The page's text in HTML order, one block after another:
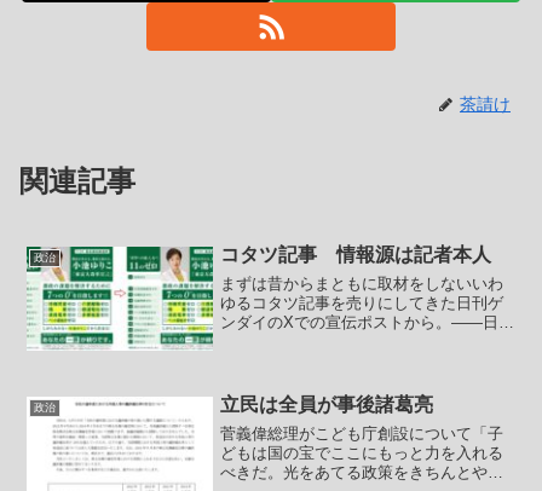
茶請け
関連記事
政治 コタツ記事 情報源は記者本人
まずは昔からまともに取材をしないいわ
ゆるコタツ記事を売りにしてきた日刊ゲ
ンダイのXでの宣伝ポストから。――日刊
政治 立民は全員が事後諸葛亮
菅義偉総理がこども庁創設について「子
どもは国の宝でここにもっと力を入れる
べきだ。光をあてる政策をきちんとやっ